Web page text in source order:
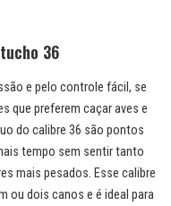
36
e pelo controle fácil, se
que preferem caçar aves e
do calibre 36 são pontos
tempo sem sentir tanto
mais pesados. Esse calibre
ou dois canos e é ideal para